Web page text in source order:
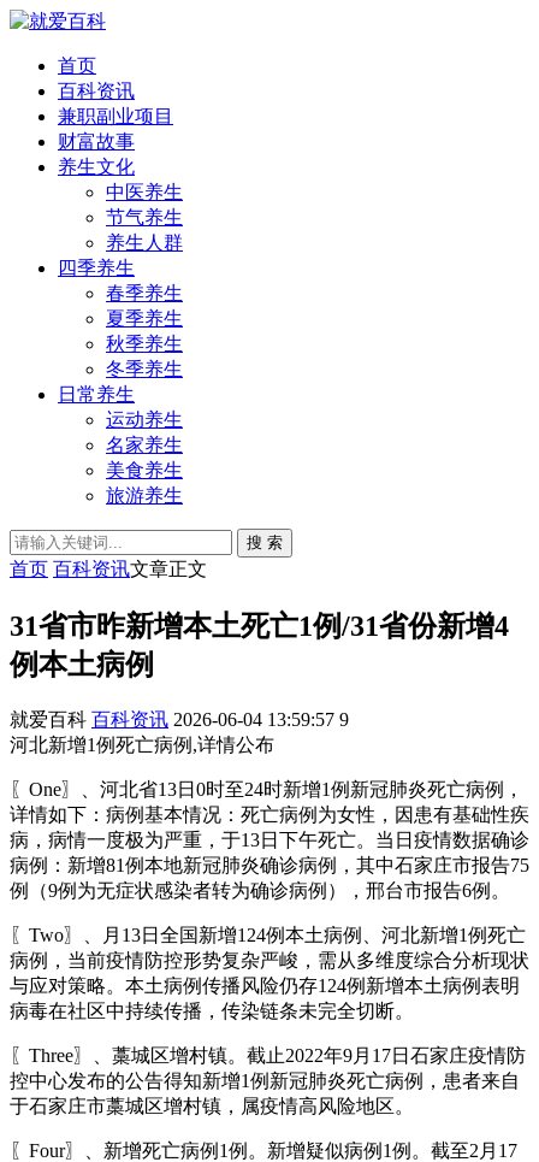
首页
百科资讯
兼职副业项目
财富故事
养生文化
中医养生
节气养生
养生人群
四季养生
春季养生
夏季养生
秋季养生
冬季养生
日常养生
运动养生
名家养生
美食养生
旅游养生
搜 索
首页 百科资讯文章正文
31省市昨新增本土死亡1例/31省份新增4
例本土病例
就爱百科 百科资讯 2026-06-04 13:59:57 9
河北新增1例死亡病例,详情公布
〖One〗、河北省13日0时至24时新增1例新冠肺炎死亡病例，
详情如下：病例基本情况：死亡病例为女性，因患有基础性疾
病，病情一度极为严重，于13日下午死亡。当日疫情数据确诊
病例：新增81例本地新冠肺炎确诊病例，其中石家庄市报告75
例（9例为无症状感染者转为确诊病例），邢台市报告6例。
〖Two〗、月13日全国新增124例本土病例、河北新增1例死亡
病例，当前疫情防控形势复杂严峻，需从多维度综合分析现状
与应对策略。本土病例传播风险仍存124例新增本土病例表明
病毒在社区中持续传播，传染链条未完全切断。
〖Three〗、藁城区增村镇。截止2022年9月17日石家庄疫情防
控中心发布的公告得知新增1例新冠肺炎死亡病例，患者来自
于石家庄市藁城区增村镇，属疫情高风险地区。
〖Four〗、新增死亡病例1例。新增疑似病例1例。截至2月17